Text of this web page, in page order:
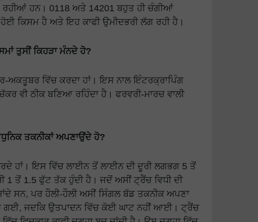
ਰਹੀਆਂ ਹਨ। 0118 ਅਤੇ 14201 ਬਹੁਤ ਹੀ ਚੰਗੀਆਂ
ਹੋਈ ਕਿਸਮ ਹੈ ਅਤੇ ਇਹ ਕਾਫੀ ਉਮੀਦਭਰੀ ਲੱਗ ਰਹੀ ਹੈ।
ਤੁਸੀਂ ਕਿਹੜਾ ਮੰਨਦੇ ਹੋ?
ਅਕਤੂਬਰ ਵਿੱਚ ਕਰਦਾ ਹਾਂ। ਇਸ ਨਾਲ ਇੰਟਰਕ੍ਰਾਪਿੰਗ
ਵੀ ਠੀਕ ਬਣਿਆ ਰਹਿੰਦਾ ਹੈ। ਫਰਵਰੀ-ਮਾਰਚ ਵਾਲੀ
ਤਕਨੀਕਾਂ ਅਪਣਾਉਂਦੇ ਹੋ?
ਹਾਂ। ਇਸ ਵਿੱਚ ਲਾਈਨ ਤੋਂ ਲਾਈਨ ਦੀ ਦੂਰੀ ਲਗਭਗ 5 ਤੋਂ
1 ਤੋਂ 1.5 ਫੁੱਟ ਤੱਕ ਹੁੰਦੀ ਹੈ। ਜਦੋਂ ਅਸੀਂ ਟ੍ਰੈਂਚ ਵਿਧੀ ਦੀ
ਸਨ, ਪਰ ਹੌਲੀ-ਹੌਲੀ ਅਸੀਂ ਸਿੰਗਲ ਬੱਡ ਤਕਨੀਕ ਅਪਣਾ
ਗਈ, ਜਦਕਿ ਉਤਪਾਦਨ ਵਿੱਚ ਕੋਈ ਘਾਟ ਨਹੀਂ ਆਈ। ਟ੍ਰੈਂਚ